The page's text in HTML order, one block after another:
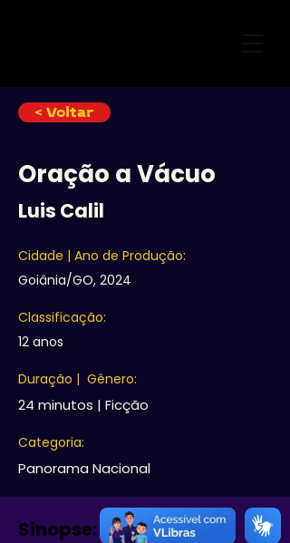
< Voltar
Oração a Vácuo
Luis Calil
Cidade | Ano de Produção:
Goiânia/GO, 2024
Classificação:
12 anos
Duração | Gênero:
24 minutos | Ficção
Categoria:
Panorama Nacional
Sinopse: